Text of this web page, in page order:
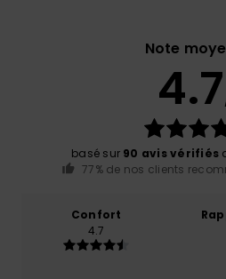
Note
4.7
basé sur 90 avis vérifiés
77% de nos clients
Confort
4.7